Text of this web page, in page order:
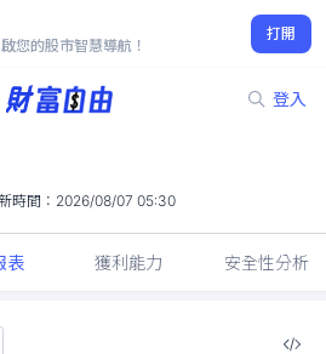
您的股市智慧導航！
打開
登入
-7.1%
時間： 2026/08/07 05:30
表 獲利能力 安全性分析